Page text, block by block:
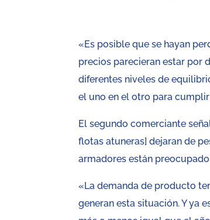
«Es posible que se hayan
precios parecieran estar por
diferentes niveles de
el uno en el otro para
El segundo comerciante
flotas atuneras] dejaran de
armadores están
«La demanda de producto
generan esta situación. Y ya